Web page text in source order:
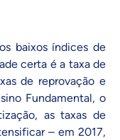
baixos índices de
certa é a taxa de
de reprovação e
Fundamental, o
as taxas de
– em 2017,